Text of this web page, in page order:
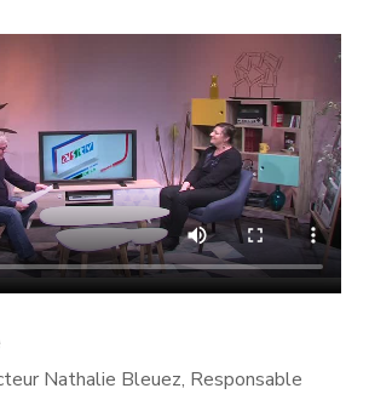
Nathalie Bleuez, Responsable